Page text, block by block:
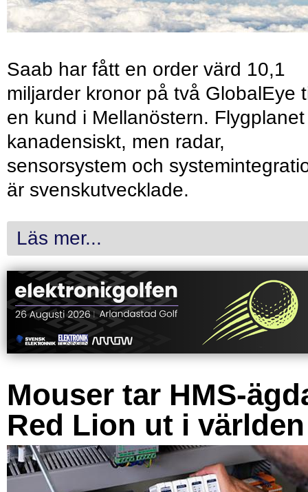
Saab har fått en order värd 10,1
miljarder kronor på två GlobalEye
en kund i Mellanöstern.
kanadensiskt, men radar,
sensorsystem och
är svenskutvecklade.
Läs mer...
Mouser tar HMS-
Red Lion ut i världen